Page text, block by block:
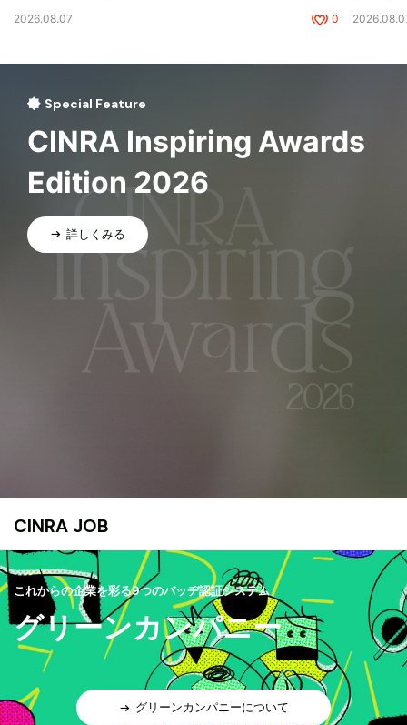
2026.08.07 0
Special Feature
CINRA Inspiring Awards
Edition 2026
詳しくみる
CINRA JOB
これからの企業を彩る9つのバッヂ認証システム
グリーンカンパニー
グリーンカンパニーについて